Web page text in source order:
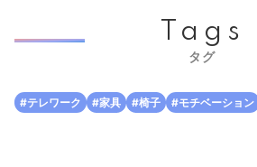
Tags
タグ
#テレワーク #家具 #椅子 #モチベーション